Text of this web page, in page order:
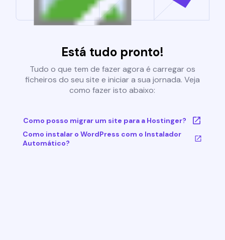
Está tudo pronto!
Tudo o que tem de fazer agora é carregar os
ficheiros do seu site e iniciar a sua jornada. Veja
como fazer isto abaixo:
Como posso migrar um site para a Hostinger?
Como instalar o WordPress com o Instalador
Automático?